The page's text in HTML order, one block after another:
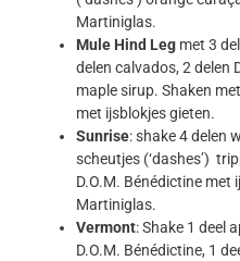
Martiniglas.
Mule Hind Leg met 3
delen calvados, 2 delen
maple sirup. Shaken
met ijsblokjes gieten.
Sunrise: shake 4 delen
scheutjes (‘dashes’)
D.O.M. Bénédictine met
Martiniglas.
Vermont: Shake 1 deel
D.O.M. Bénédictine, 1